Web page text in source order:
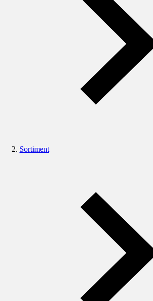
Sortiment